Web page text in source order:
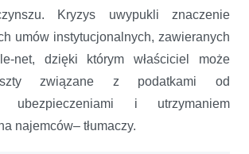
Kryzys uwypukli znaczenie
umów instytucjonalnych, zawieranych
net, dzięki którym właściciel może
związane z podatkami od
ubezpieczeniami i utrzymaniem
najemców– tłumaczy.